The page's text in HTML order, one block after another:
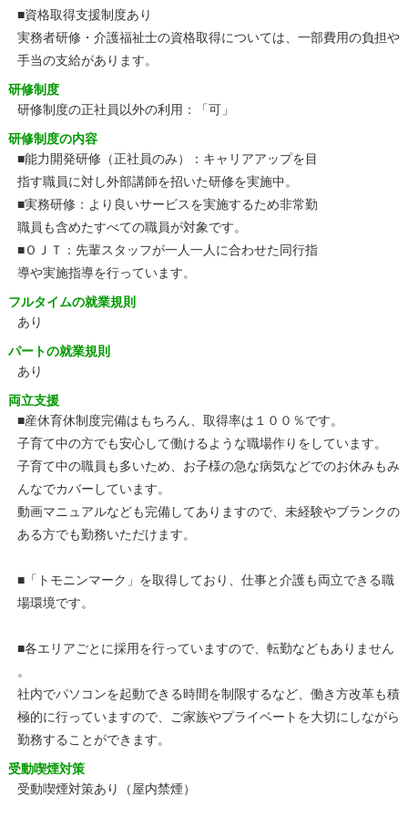
■資格取得支援制度あり
実務者研修・介護福祉士の資格取得については、一部費用の負担や
手当の支給があります。
研修制度
研修制度の正社員以外の利用：「可」
研修制度の内容
■能力開発研修（正社員のみ）：キャリアアップを目
指す職員に対し外部講師を招いた研修を実施中。
■実務研修：より良いサービスを実施するため非常勤
職員も含めたすべての職員が対象です。
■ＯＪＴ：先輩スタッフが一人一人に合わせた同行指
導や実施指導を行っています。
フルタイムの就業規則
あり
パートの就業規則
あり
両立支援
■産休育休制度完備はもちろん、取得率は１００％です。
子育て中の方でも安心して働けるような職場作りをしています。
子育て中の職員も多いため、お子様の急な病気などでのお休みもみ
んなでカバーしています。
動画マニュアルなども完備してありますので、未経験やブランクの
ある方でも勤務いただけます。
■「トモニンマーク」を取得しており、仕事と介護も両立できる職
場環境です。
■各エリアごとに採用を行っていますので、転勤などもありません
。
社内でパソコンを起動できる時間を制限するなど、働き方改革も積
極的に行っていますので、ご家族やプライベートを大切にしながら
勤務することができます。
受動喫煙対策
受動喫煙対策あり（屋内禁煙）